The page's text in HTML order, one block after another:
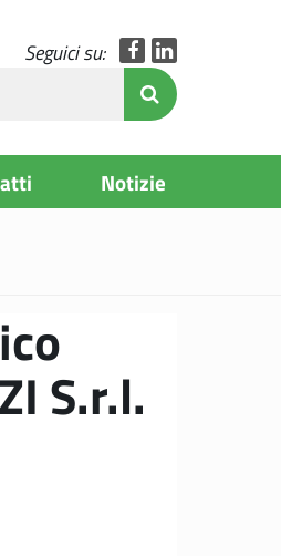
Seguici su: Facebook
Invia Ricerca
Notizie
S.r.l.